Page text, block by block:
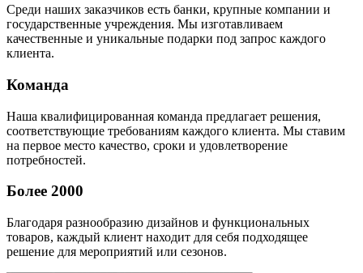
Среди наших заказчиков есть банки, крупные компании и
государственные учреждения. Мы изготавливаем
качественные и уникальные подарки под запрос каждого
клиента.
Команда
Наша квалифицированная команда предлагает решения,
соответствующие требованиям каждого клиента. Мы ставим
на первое место качество, сроки и удовлетворение
потребностей.
Более 2000
Благодаря разнообразию дизайнов и функциональных
товаров, каждый клиент находит для себя подходящее
решение для мероприятий или сезонов.